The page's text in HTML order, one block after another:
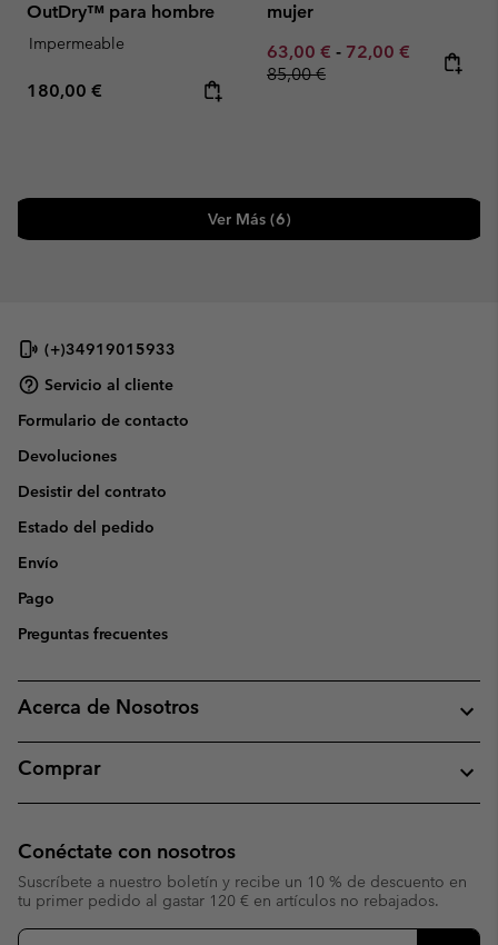
OutDry™ para hombre
Impermeable
Regular price:
180,00 €
mujer
Minimum sale price:
63,00 € - Maximum sale
72,00 € Regular
85,00 €
Ver Más (6)
(+)34919015933
Servicio al cliente
Formulario de contacto
Devoluciones
Desistir del contrato
Estado del pedido
Envío
Pago
Preguntas frecuentes
Acerca de Nosotros
Comprar
Conéctate con nosotros
Suscríbete a nuestro boletín y recibe un 10 % de descuento en
tu primer pedido al gastar 120 € en artículos no rebajados.
Suscripción